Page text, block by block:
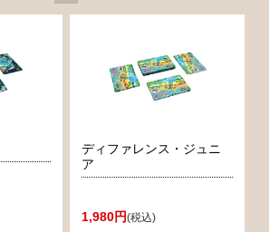
ディファレンス・ジュニ
ア
1,980円(税込)